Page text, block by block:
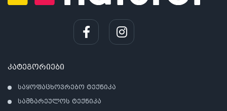
კატეგორიები
საყოფაცხოვრებო ტექნიკა
სამზარეულოს ტექნიკა